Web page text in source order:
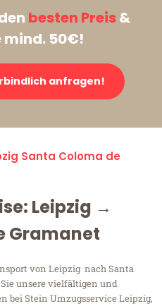
besten Preis&
mind. 50€!
anfragen!
Santa Coloma de
Leipzig →
Gramanet
von Leipzig nach Santa
unsere vielfältigen und
bei Stein Umzugsservice Leipzig,